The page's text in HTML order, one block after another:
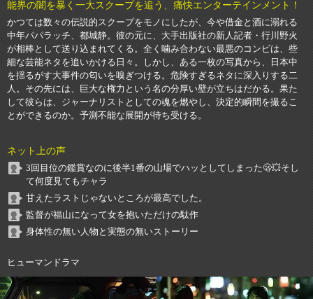
能界の闇を暴く一大スクープを追う、痛快エンターテインメント！
かつては数々の伝説的スクープをモノにしたが、今や借金と酒に溺れる
中年パパラッチ、都城静。彼の元に、大手出版社の新人記者・行川野火
が相棒として送り込まれてくる。全く噛み合わない最悪のコンビは、些
細な芸能ネタを追いかける日々。しかし、ある一枚の写真から、日本中
を揺るがす大事件の匂いを嗅ぎつける。危険すぎるネタに深入りする二
人。その先には、巨大な権力という名の分厚い壁が立ちはだかる。果た
して彼らは、ジャーナリストとしての魂を燃やし、決定的瞬間を撮るこ
とができるのか。予測不能な展開が待ち受ける。
ネット上の声
3回目位の鑑賞なのに後半1番の山場でハッとしてしまった🫢💥そし
て何度見てもチャラ
甘えたラストじゃないところが最高でした。
監督が福山になって女を抱いただけの駄作
身体性の無い人物と実態の無いストーリー
ヒューマンドラマ